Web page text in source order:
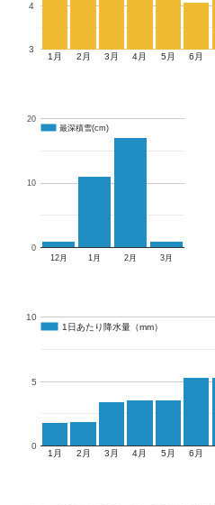
1月 2月 3月 4月 5月 6月
3
4
12月 1月 2月 3月
0
10
20
最深積雪(cm)
最深積雪(cm)
1月 2月 3月 4月 5月 6月
0
5
10
1日あたり降水量（mm）
1日あたり降水量（mm）